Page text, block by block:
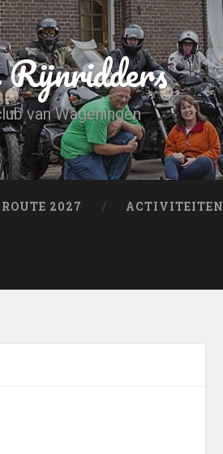
van Wageningen
2027 ACTIVITEITEN